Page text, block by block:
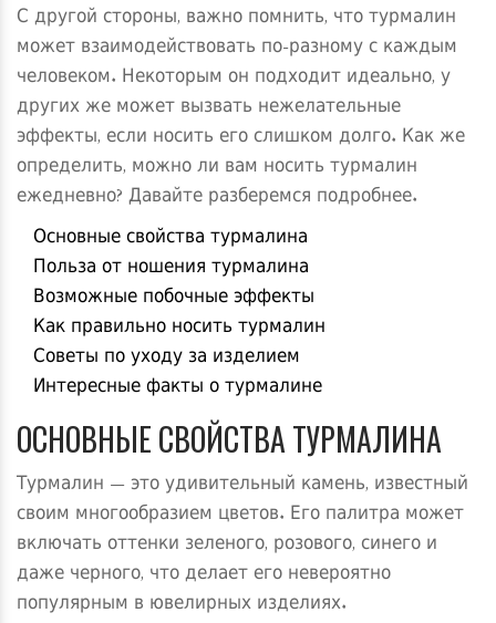
С другой стороны, важно помнить, что турмалин
может взаимодействовать по-разному с каждым
человеком. Некоторым он подходит идеально, у
других же может вызвать нежелательные
эффекты, если носить его слишком долго. Как же
определить, можно ли вам носить турмалин
ежедневно? Давайте разберемся подробнее.
Основные свойства турмалина
Польза от ношения турмалина
Возможные побочные эффекты
Как правильно носить турмалин
Советы по уходу за изделием
Интересные факты о турмалине
ОСНОВНЫЕ СВОЙСТВА ТУРМАЛИНА
Турмалин — это удивительный камень, известный
своим многообразием цветов. Его палитра может
включать оттенки зеленого, розового, синего и
даже черного, что делает его невероятно
популярным в ювелирных изделиях.